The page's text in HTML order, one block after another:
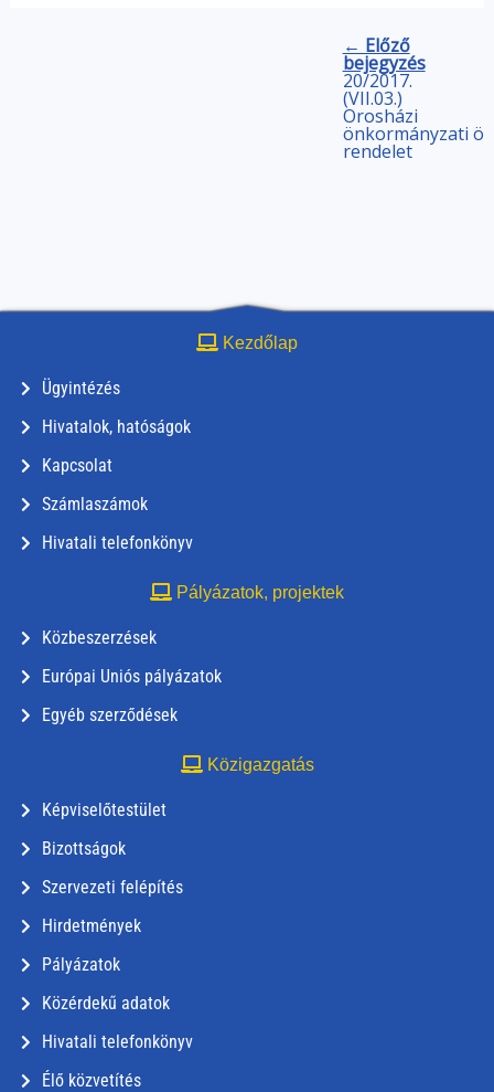
← Előző
bejegyzés
20/2017.
(VII.03.)
Orosházi
önkormányzati
rendelet
Kezdőlap
Ügyintézés
Hivatalok, hatóságok
Kapcsolat
Számlaszámok
Hivatali telefonkönyv
Pályázatok, projektek
Közbeszerzések
Európai Uniós pályázatok
Egyéb szerződések
Közigazgatás
Képviselőtestület
Bizottságok
Szervezeti felépítés
Hirdetmények
Pályázatok
Közérdekű adatok
Hivatali telefonkönyv
Élő közvetítés